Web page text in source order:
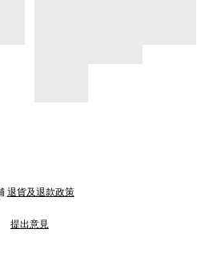
退貨及退款政策
提出意見